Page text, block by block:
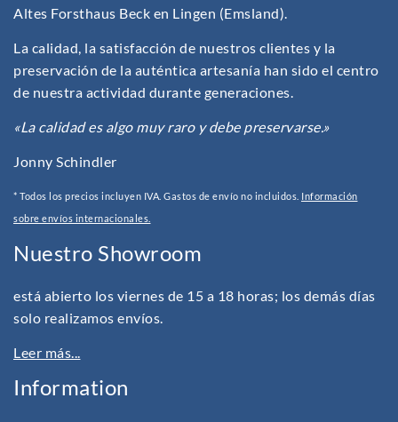
Altes Forsthaus Beck en Lingen (Emsland).
La calidad, la satisfacción de nuestros clientes y la
preservación de la auténtica artesanía han sido el centro
de nuestra actividad durante generaciones.
«La calidad es algo muy raro y debe preservarse.»
Jonny Schindler
* Todos los precios incluyen IVA. Gastos de envío no incluidos. Información
sobre envíos internacionales.
Nuestro Showroom
está abierto los viernes de 15 a 18 horas; los demás días
solo realizamos envíos.
Leer más...
Information